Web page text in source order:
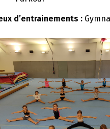
d’entrainements :